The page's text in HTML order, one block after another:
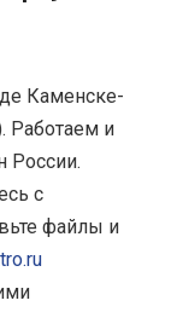
Каменске-
Работаем и
России.
с
файлы и